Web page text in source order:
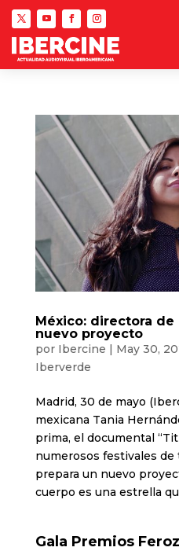
México: directora de
nuevo proyecto
por Ibercine | May 30,
Iberverde
Madrid, 30 de mayo
mexicana Tania
prima, el documental
numerosos festivales de
prepara un nuevo
cuerpo es una estrella
Gala Premios